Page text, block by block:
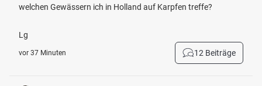
welchen Gewässern ich in Holland auf Karpfen treffe?
Lg
vor 37 Minuten 12 Beiträge